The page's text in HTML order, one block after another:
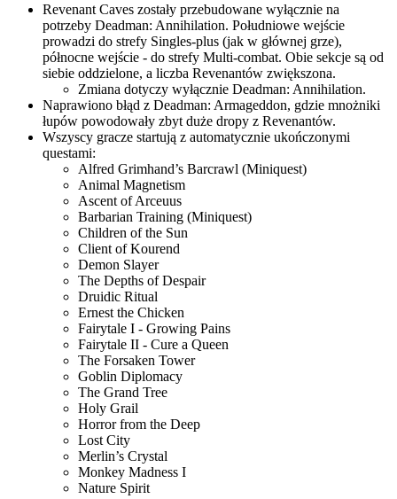
Revenant Caves zostały przebudowane wyłącznie na
potrzeby Deadman: Annihilation. Południowe wejście
prowadzi do strefy Singles-plus (jak w głównej grze),
północne wejście - do strefy Multi-combat. Obie sekcje są od
siebie oddzielone, a liczba Revenantów zwiększona.
Zmiana dotyczy wyłącznie Deadman: Annihilation.
Naprawiono błąd z Deadman: Armageddon, gdzie mnożniki
łupów powodowały zbyt duże dropy z Revenantów.
Wszyscy gracze startują z automatycznie ukończonymi
questami:
Alfred Grimhand’s Barcrawl (Miniquest)
Animal Magnetism
Ascent of Arceuus
Barbarian Training (Miniquest)
Children of the Sun
Client of Kourend
Demon Slayer
The Depths of Despair
Druidic Ritual
Ernest the Chicken
Fairytale I - Growing Pains
Fairytale II - Cure a Queen
The Forsaken Tower
Goblin Diplomacy
The Grand Tree
Holy Grail
Horror from the Deep
Lost City
Merlin’s Crystal
Monkey Madness I
Nature Spirit